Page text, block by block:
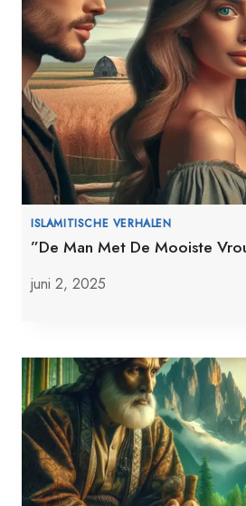
ISLAMITISCHE VERHALEN
”De Man Met De Mooiste
juni 2, 2025